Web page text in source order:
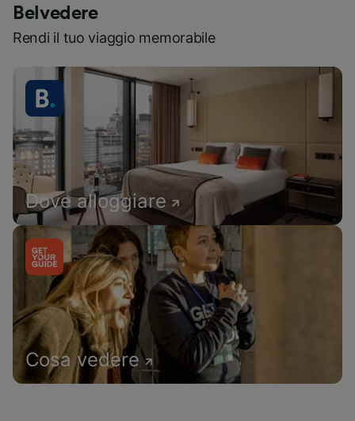
Belvedere
Rendi il tuo viaggio memorabile
Dove alloggiare
Cosa vedere